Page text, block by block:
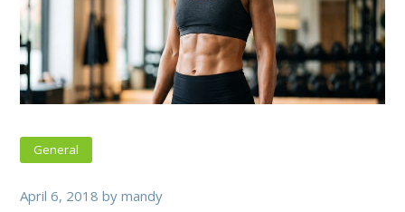
General
April 6, 2018 bymandy